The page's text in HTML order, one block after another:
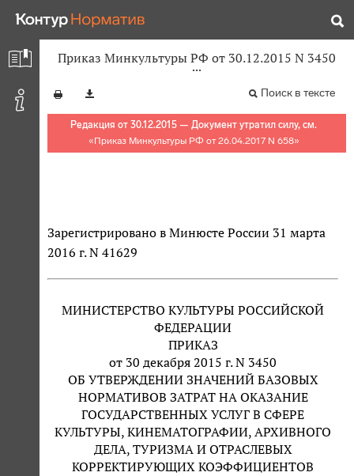
Приказ Минкультуры РФ от 30.12.2015 N 3450
Поиск в тексте
Редакция от 30.12.2015 — Документ утратил силу, см.
«Приказ Минкультуры РФ от 26.04.2017 N 658»
Зарегистрировано в Минюсте России 31 марта
2016 г. N 41629
МИНИСТЕРСТВО КУЛЬТУРЫ РОССИЙСКОЙ
ФЕДЕРАЦИИ
ПРИКАЗ
от 30 декабря 2015 г. N 3450
ОБ УТВЕРЖДЕНИИ ЗНАЧЕНИЙ БАЗОВЫХ
НОРМАТИВОВ ЗАТРАТ НА ОКАЗАНИЕ
ГОСУДАРСТВЕННЫХ УСЛУГ В СФЕРЕ
КУЛЬТУРЫ, КИНЕМАТОГРАФИИ, АРХИВНОГО
ДЕЛА, ТУРИЗМА И ОТРАСЛЕВЫХ
КОРРЕКТИРУЮЩИХ КОЭФФИЦИЕНТОВ